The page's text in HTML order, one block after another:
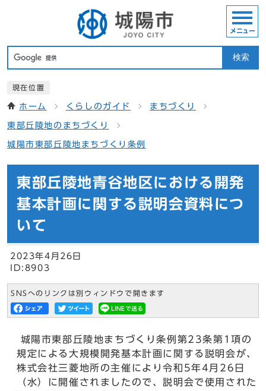
検索
メニュー
現在位置
ホーム くらしのガイド まちづくり
東部丘陵地のまちづくり
城陽市東部丘陵地まちづくり条例
東部丘陵地青谷地区における開発
基本計画に関する説明会資料につ
いて
2023年4月26日
ID:8903
SNSへのリンクは別ウィンドウで開きます
城陽市東部丘陵地まちづくり条例第23条第1項の
規定による大規模開発基本計画に関する説明会が、
株式会社三菱地所の主催により令和5年4月26日
（水）に開催されましたので、説明会で使用された